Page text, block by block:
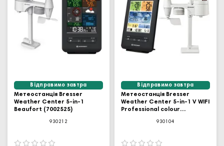
Відправимо завтра
Метеостанція Bresser
Weather Center 5-in-1
Beaufort (7002525)
930212
Відправимо завтра
Метеостанція Bresser
Weather Center 5-in-1 V WIFI
Professional colour
930104